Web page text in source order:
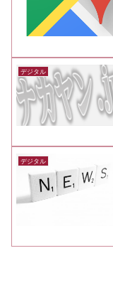
デジタル
デジタル